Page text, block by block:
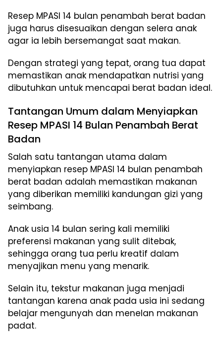
Resep MPASI 14 bulan penambah berat badan
juga harus disesuaikan dengan selera anak
agar ia lebih bersemangat saat makan.
Dengan strategi yang tepat, orang tua dapat
memastikan anak mendapatkan nutrisi yang
dibutuhkan untuk mencapai berat badan ideal.
Tantangan Umum dalam Menyiapkan
Resep MPASI 14 Bulan Penambah Berat
Badan
Salah satu tantangan utama dalam
menyiapkan resep MPASI 14 bulan penambah
berat badan adalah memastikan makanan
yang diberikan memiliki kandungan gizi yang
seimbang.
Anak usia 14 bulan sering kali memiliki
preferensi makanan yang sulit ditebak,
sehingga orang tua perlu kreatif dalam
menyajikan menu yang menarik.
Selain itu, tekstur makanan juga menjadi
tantangan karena anak pada usia ini sedang
belajar mengunyah dan menelan makanan
padat.